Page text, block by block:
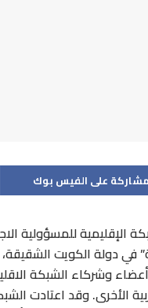
مشاركة على الفيس بوك
الإقليمية للمسؤولية
في دولة الكويت
وشركاء الشبكة
الأخرى. وقد اعتادت